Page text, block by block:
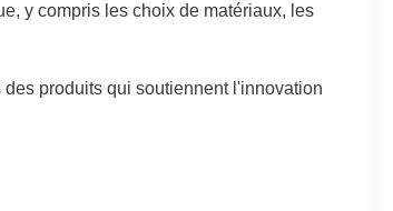
y compris les choix de matériaux, les
produits qui soutiennent l'innovation